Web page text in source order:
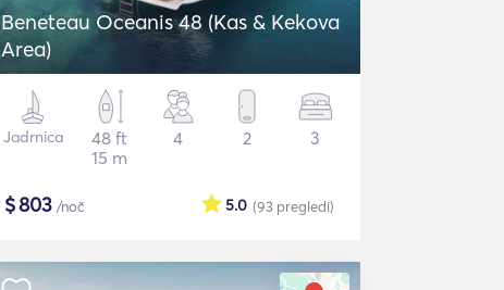
Beneteau Oceanis 48 (Kas & Kekova
Area)
Jadrnica
48 ft
15 m
4 2 3
$803 /noč (93 pregledi)
5.0